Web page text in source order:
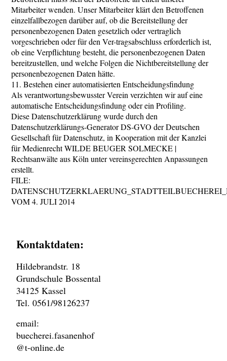
Mitarbeiter wenden. Unser Mitarbeiter klärt den Betroffenen
einzelfallbezogen darüber auf, ob die Bereitstellung der
personenbezogenen Daten gesetzlich oder vertraglich
vorgeschrieben oder für den Ver-tragsabschluss erforderlich ist,
ob eine Verpflichtung besteht, die personenbezogenen Daten
bereitzustellen, und welche Folgen die Nichtbereitstellung der
personenbezogenen Daten hätte.
11. Bestehen einer automatisierten Entscheidungsfindung
Als verantwortungsbewusster Verein verzichten wir auf eine
automatische Entscheidungsfindung oder ein Profiling.
Diese Datenschutzerklärung wurde durch den
Datenschutzerklärungs-Generator DS-GVO der Deutschen
Gesellschaft für Datenschutz, in Kooperation mit der Kanzlei
für Medienrecht WILDE BEUGER SOLMECKE |
Rechtsanwälte aus Köln unter vereinsgerechten Anpassungen
erstellt.
FILE:
VOM 4. JULI 2014
Kontaktdaten:
Hildebrandstr. 18
Grundschule Bossental
34125 Kassel
Tel. 0561/98126237
email:
buecherei.fasanenhof
@t-online.de